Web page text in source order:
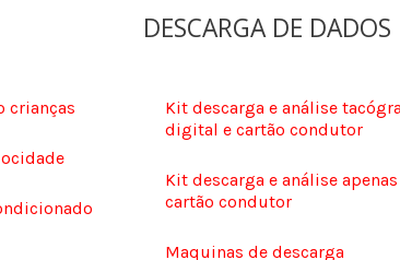
crianças
DESCARGA DE DADOS
Kit descarga e análise
digital e cartão condutor
Kit descarga e análise apenas
cartão condutor
Maquinas de descarga